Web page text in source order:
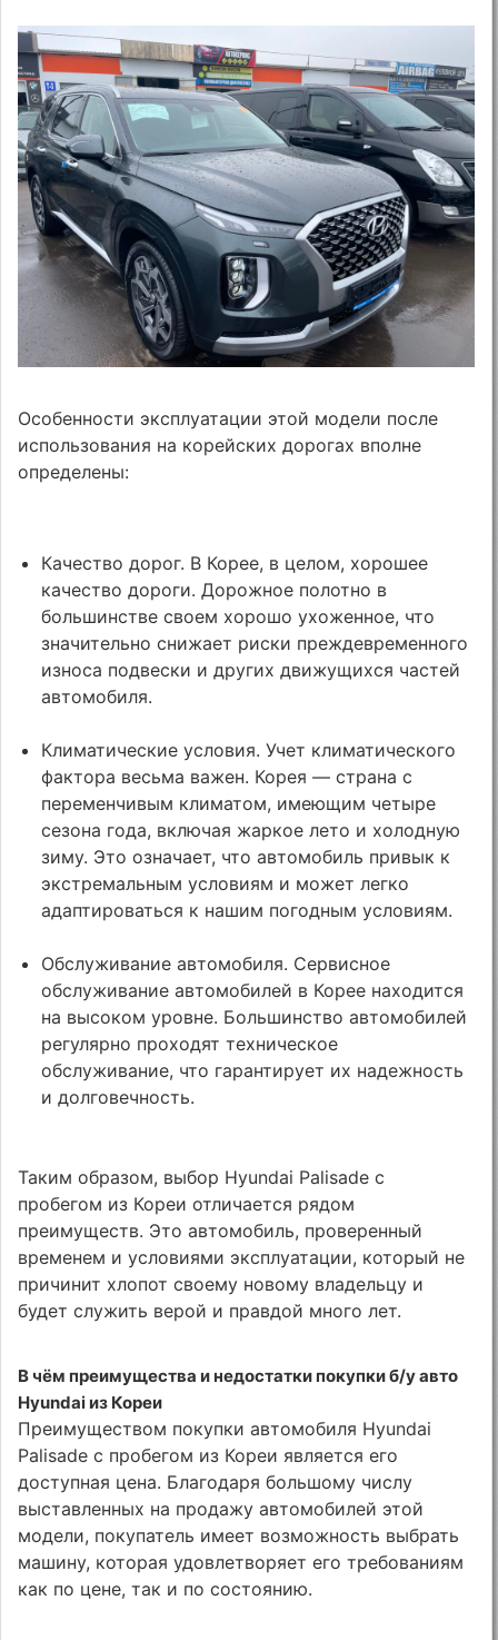
Особенности эксплуатации этой модели после
использования на корейских дорогах вполне
определены:
Качество дорог. В Корее, в целом, хорошее
качество дороги. Дорожное полотно в
большинстве своем хорошо ухоженное, что
значительно снижает риски преждевременного
износа подвески и других движущихся частей
автомобиля.
Климатические условия. Учет климатического
фактора весьма важен. Корея — страна с
переменчивым климатом, имеющим четыре
сезона года, включая жаркое лето и холодную
зиму. Это означает, что автомобиль привык к
экстремальным условиям и может легко
адаптироваться к нашим погодным условиям.
Обслуживание автомобиля. Сервисное
обслуживание автомобилей в Корее находится
на высоком уровне. Большинство автомобилей
регулярно проходят техническое
обслуживание, что гарантирует их надежность
и долговечность.
Таким образом, выбор Hyundai Palisade с
пробегом из Кореи отличается рядом
преимуществ. Это автомобиль, проверенный
временем и условиями эксплуатации, который не
причинит хлопот своему новому владельцу и
будет служить верой и правдой много лет.
В чём преимущества и недостатки покупки б/у авто
Hyundai из Кореи
Преимуществом покупки автомобиля Hyundai
Palisade с пробегом из Кореи является его
доступная цена. Благодаря большому числу
выставленных на продажу автомобилей этой
модели, покупатель имеет возможность выбрать
машину, которая удовлетворяет его требованиям
как по цене, так и по состоянию.